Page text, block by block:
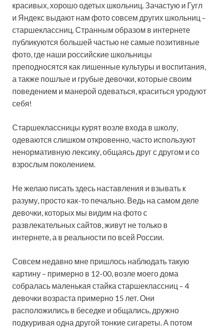
красивых, хорошо одетых школьниц. Зачастую и Гугл
и Яндекс выдают нам фото совсем других школьниц –
старшеклассниц. Странным образом в интернете
публикуются большей частью не самые позитивные
фото, где наши российские школьницы
преподносятся как лишенные культуры и воспитания,
а также пошлые и грубые девочки, которые своим
поведением и манерой одеваться, краситься уродуют
себя!
Старшеклассницы курят возле входа в школу,
одеваются слишком откровенно, часто используют
ненормативную лексику, общаясь друг с другом и со
взрослым поколением.
Не желаю писать здесь наставления и взывать к
разуму, просто как-то печально. Ведь на самом деле
девочки, которых мы видим на фото с
развлекательных сайтов, живут не только в
интернете, а в реальности по всей России.
Совсем недавно мне пришлось наблюдать такую
картину – примерно в 12-00, возле моего дома
собралась маленькая стайка старшеклассниц – 4
девочки возраста примерно 15 лет. Они
расположились в беседке и общались, дружно
подкуривая одна другой тонкие сигареты. А потом